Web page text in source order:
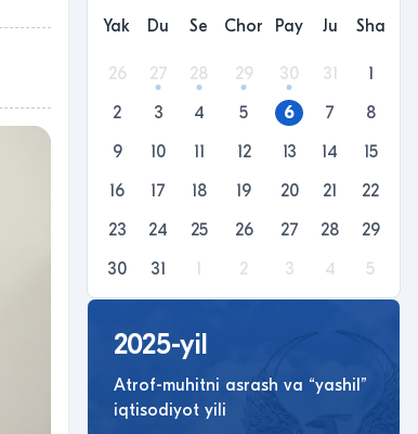
Yak Du Se Chor Pay Ju Sha
26 27 28 29 30 31
1
2
3 4 5 6 7
8
9
10 11 12 13 14
15
16
17 18 19 20 21
22
23
24 25 26 27 28
29
30
31 2 3 4 5
2025-yil
Atrof-muhitni asrash va “yashil”
iqtisodiyot yili